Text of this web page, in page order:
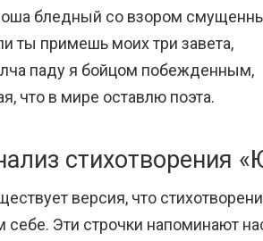
бледный со взором
ты примешь моих три завета,
паду я бойцом побежденным,
что в мире оставлю поэта.
стихотворения
версия, что
себе. Эти строчки напоминают